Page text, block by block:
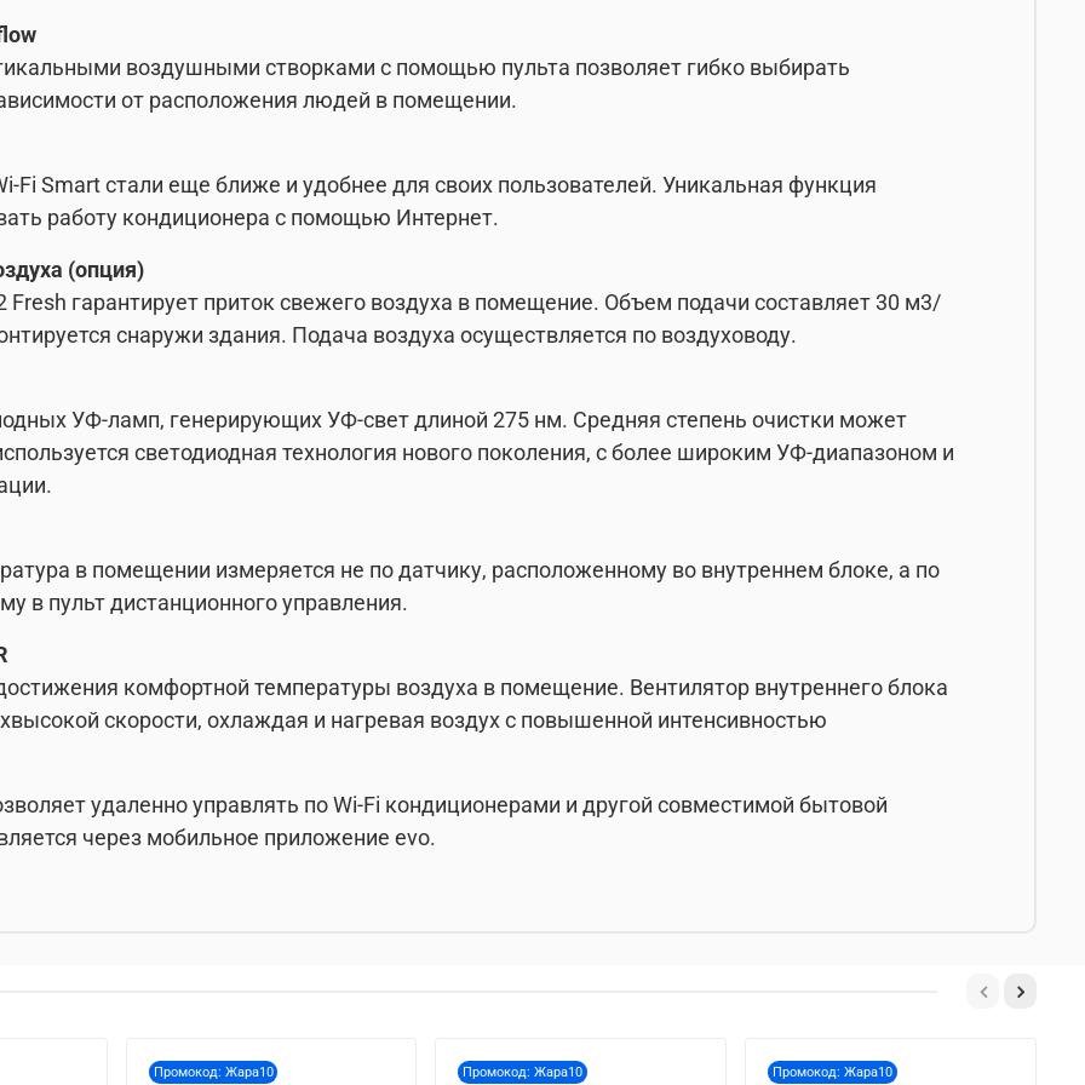
воздушными створками с помощью пульта позволяет гибко выбирать
от расположения людей в помещении.
Fi Smart стали еще ближе и удобнее для своих пользователей. Уникальная функция
работу кондиционера с помощью Интернет.
(опция)
гарантирует приток свежего воздуха в помещение. Объем подачи составляет 30 м3/
снаружи здания. Подача воздуха осуществляется по воздуховоду.
УФ-ламп, генерирующих УФ-свет длиной 275 нм. Средняя степень очистки может
светодиодная технология нового поколения, с более широким УФ-диапазоном и
в помещении измеряется не по датчику, расположенному во внутреннем блоке, а по
в пульт дистанционного управления.
комфортной температуры воздуха в помещение. Вентилятор внутреннего блока
скорости, охлаждая и нагревая воздух с повышенной интенсивностью
удаленно управлять по Wi-Fi кондиционерами и другой совместимой бытовой
через мобильное приложение evo.
Промокод: Жара10 Промокод: Жара10 Промокод: Жара10